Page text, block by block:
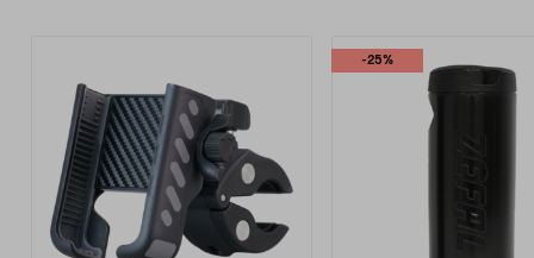
-25%